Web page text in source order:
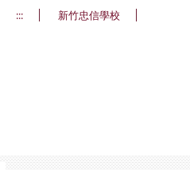
::: 新竹忠信學校